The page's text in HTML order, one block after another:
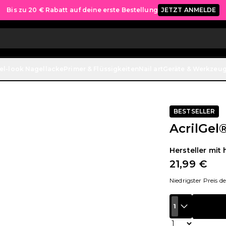
Bis zu 20 € Rabatt auf deine erste Bestellung JETZT ANMELDE
BESTSELLER
Hersteller mit
21,99 €
Niedrigster Preis
1
Menge